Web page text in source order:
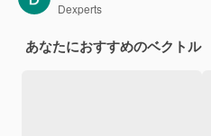
Dexperts
あなたにおすすめのベクトル